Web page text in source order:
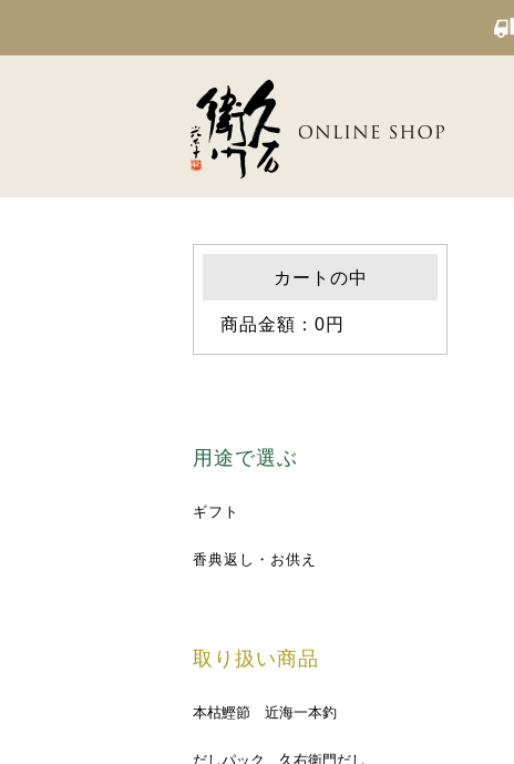
カートの中
商品金額：0円
用途で選ぶ
ギフト
香典返し・お供え
取り扱い商品
本枯鰹節 近海一本釣
だしパック 久右衛門だし